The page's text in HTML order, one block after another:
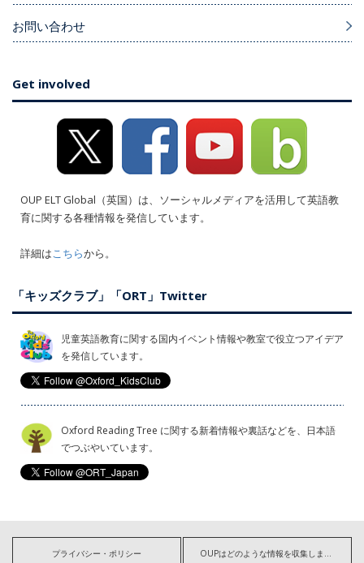
お問い合わせ
Get involved
OUP ELT Global（英国）は、ソーシャルメディアを活用して英語教
育に関する各種情報を発信しています。
詳細はこちらから。
「キッズクラブ」「ORT」Twitter
児童英語教育に関する国内イベント情報や教室で役立つアイデア
を発信しています。
Oxford Reading Tree に関する新着情報や裏話などを、日本語
でつぶやいています。
プライバシー・ポリシー